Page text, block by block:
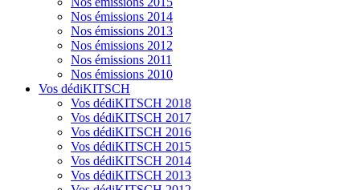
Nos émissions 2014
Nos émissions 2013
Nos émissions 2012
Nos émissions 2011
Nos émissions 2010
Vos dédiKITSCH
Vos dédiKITSCH 2018
Vos dédiKITSCH 2017
Vos dédiKITSCH 2016
Vos dédiKITSCH 2015
Vos dédiKITSCH 2014
Vos dédiKITSCH 2013